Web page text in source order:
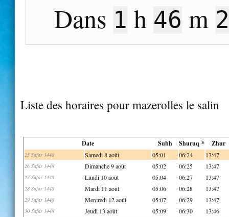
Dans 1 h 46 m
Liste des horaires pour mazerolles le salin
Date Subh Shuruq * Zhur
25 Safar 1448 Samedi 8 août 05:01 06:24 13:47
26 Safar 1448 Dimanche 9 août 05:02 06:25 13:47
27 Safar 1448 Lundi 10 août 05:04 06:27 13:47
28 Safar 1448 Mardi 11 août 05:06 06:28 13:47
29 Safar 1448 Mercredi 12 août 05:07 06:29 13:47
30 Safar 1448 Jeudi 13 août 05:09 06:30 13:46